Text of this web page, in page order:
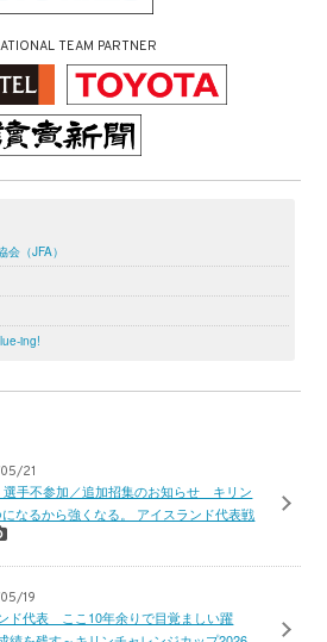
TEAM PARTNER
（JFA）
ing!
21
選手不参加／追加招集のお知らせ キリン
なるから強くなる。 アイスランド代表戦
19
ド代表 ここ10年余りで目覚ましい躍